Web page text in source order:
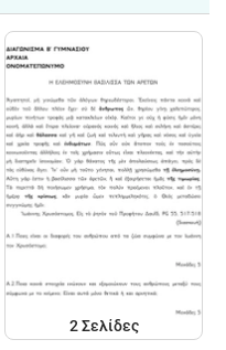
2Σελίδες